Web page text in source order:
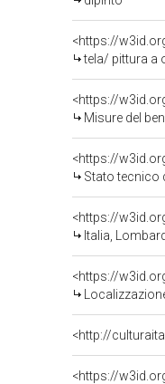
<https://
tela/ pittura a
<https://
Misure del
<https://
Stato tecnico
<https://
Italia,
<https://
<http://
<https://